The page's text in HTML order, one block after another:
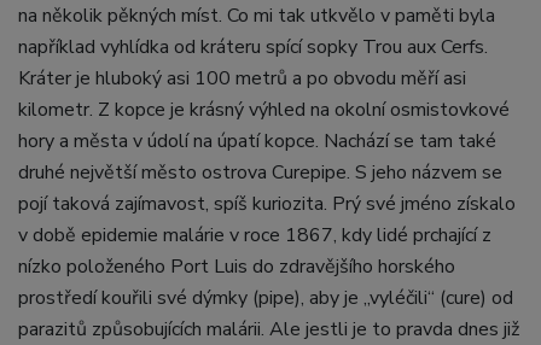
na několik pěkných míst. Co mi tak utkvělo v paměti byla
například vyhlídka od kráteru spící sopky Trou aux Cerfs.
Kráter je hluboký asi 100 metrů a po obvodu měří asi
kilometr. Z kopce je krásný výhled na okolní osmistovkové
hory a města v údolí na úpatí kopce. Nachází se tam také
druhé největší město ostrova Curepipe. S jeho názvem se
pojí taková zajímavost, spíš kuriozita. Prý své jméno získalo
v době epidemie malárie v roce 1867, kdy lidé prchající z
nízko položeného Port Luis do zdravějšího horského
prostředí kouřili své dýmky (pipe), aby je „vyléčili“ (cure) od
parazitů způsobujících malárii. Ale jestli je to pravda dnes již